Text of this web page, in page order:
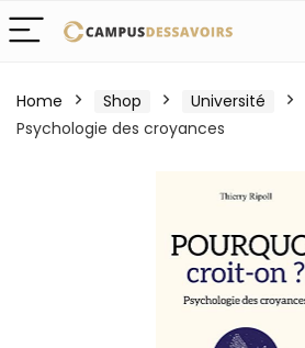
Home Shop Université
Psychologie des croyances